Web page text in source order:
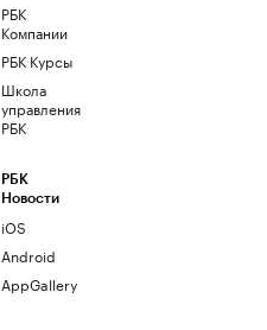
РБК
Компании
РБК Курсы
Школа
управления
РБК
РБК
Новости
iOS
Android
AppGallery